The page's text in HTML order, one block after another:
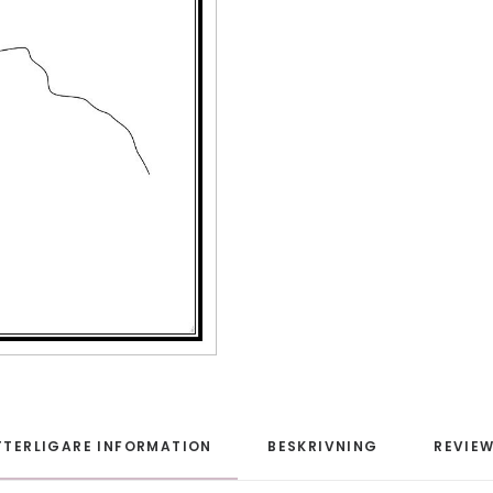
INFORMATION BESKRIVNING